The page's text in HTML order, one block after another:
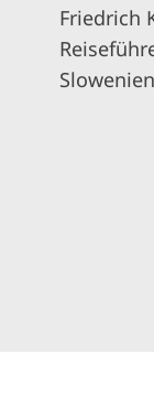
Friedrich